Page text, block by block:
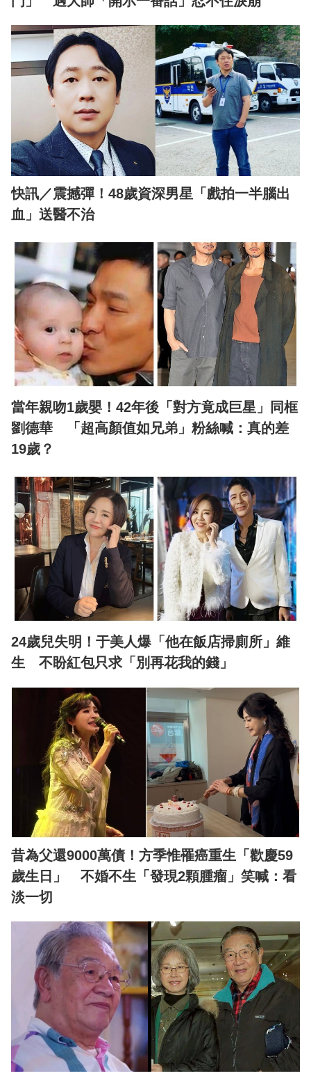
快訊／震撼彈！48歲資深男星「戲拍一半腦出
血」送醫不治
當年親吻1歲嬰！42年後「對方竟成巨星」同框
劉德華 「超高顏值如兄弟」粉絲喊：真的差
19歲？
24歲兒失明！于美人爆「他在飯店掃廁所」維
生 不盼紅包只求「別再花我的錢」
昔為父還9000萬債！方季惟罹癌重生「歡慶59
歲生日」 不婚不生「發現2顆腫瘤」笑喊：看
淡一切